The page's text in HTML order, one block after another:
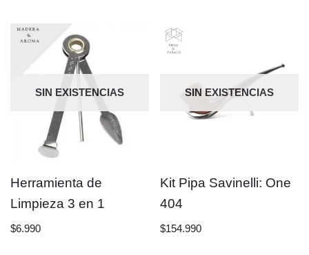
SIN EXISTENCIAS
Herramienta de
Limpieza 3 en 1
$6.990
SIN EXISTENCIAS
Kit Pipa Savinelli: One
404
$154.990